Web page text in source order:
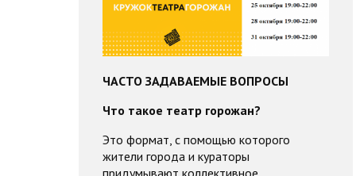
ЧАСТО ЗАДАВАЕМЫЕ ВОПРОСЫ
Что такое театр горожан?
Это формат, с помощью которого
жители города и кураторы
придумывают коллективное